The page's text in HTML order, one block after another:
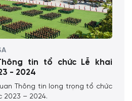
tin tổ chức Lễ khai
- 2024
Thông tin long trọng tổ chức
2023 – 2024.